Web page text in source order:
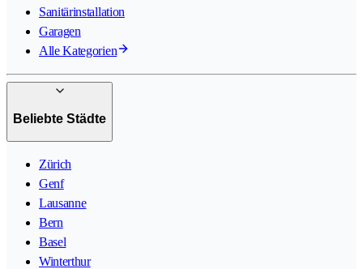
Sanitärinstallation
Garagen
Alle Kategorien
Beliebte Städte
Zürich
Genf
Lausanne
Bern
Basel
Winterthur